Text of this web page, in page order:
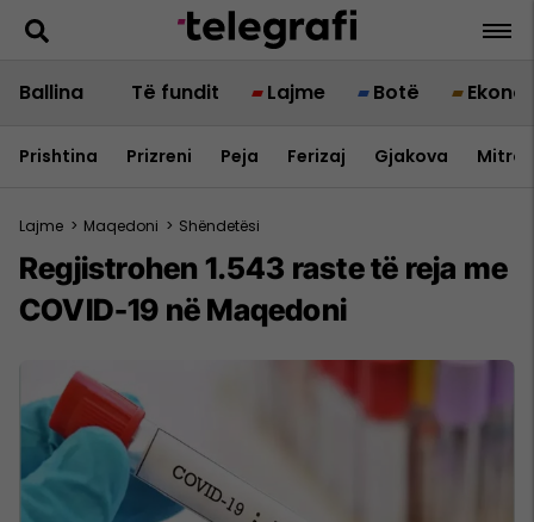
Ballina Të fundit Lajme Botë
Prishtina Prizreni Peja Ferizaj Gjakova
Lajme > Maqedoni > Shëndetësi
Regjistrohen 1.543 raste të reja me
COVID-19 në Maqedoni